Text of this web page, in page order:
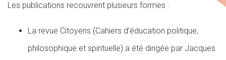
Les publications recouvrent plusieurs formes :
La revue Citoyens (Cahiers d’éducation politique,
philosophique et spirituelle) a été dirigée par Jacques